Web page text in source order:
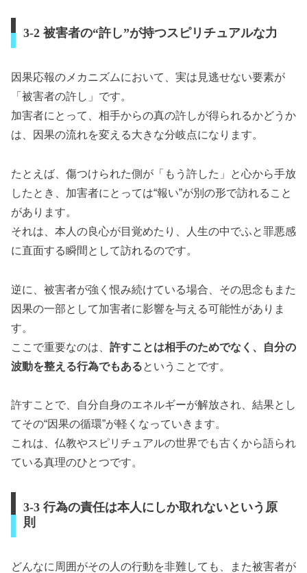
3-2 被害者の“許し”が持つスピリチュアルな力
因果応報のメカニズムにおいて、実は見逃せない要素が
「被害者の許し」です。
加害者にとって、相手からの真の許しが得られるかどうか
は、因果の流れを変える大きな分岐点になります。
たとえば、傷つけられた側が「もう許した」と心から手放
したとき、加害者にとっては“報い”が別の形で訪れること
があります。
それは、本人の良心が目覚めたり、人生の中でふと罪悪感
に直面する瞬間として訪れるのです。
逆に、被害者が強く恨み続けている場合、その思念もまた
因果の一部として加害者に影響を与える可能性がありま
す。
ここで重要なのは、 許すことは相手のためでなく、自分の
波動を整える行為でもあるということです。
許すことで、自分自身のエネルギーが解放され、結果とし
てその“因果の循環”が軽くなっていきます。
これは、仏教やスピリチュアルの世界でも古くから語られ
ている真理のひとつです。
3-3 行為の責任は本人にしか取れないという原
則
どんなに周囲がその人の行動を非難しても、また被害者が